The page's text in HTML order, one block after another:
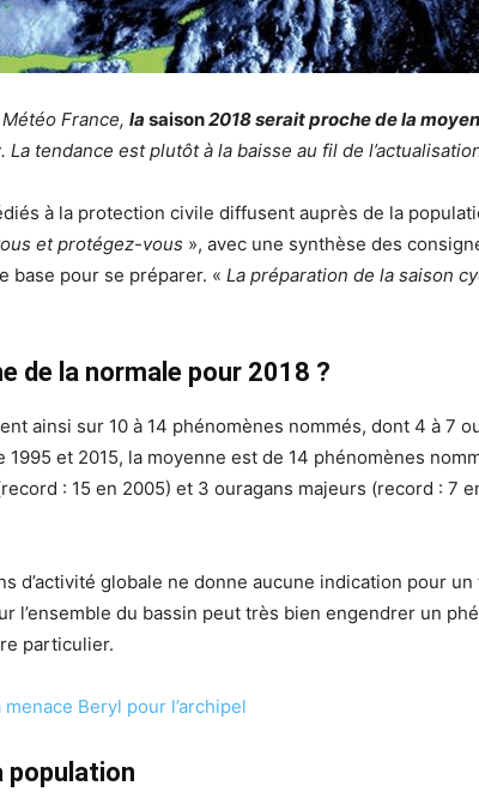
France, la saison2018 serait proche de la
. La tendance est plutôt à la baisse au fil de
à la protection civile diffusent auprès de la
et protégez-vous », avec une synthèse des
base pour se préparer. « La préparation de la saison
de la normale pour 2018 ?
ainsi sur 10 à 14 phénomènes nommés, dont 4 à 7
1995 et 2015, la moyenne est de 14 phénomènes
: 15 en 2005) et 3 ouragans majeurs (record : 7
d’activité globale ne donne aucune indication pour
l’ensemble du bassin peut très bien engendrer un
particulier.
menace Beryl pour l’archipel
population